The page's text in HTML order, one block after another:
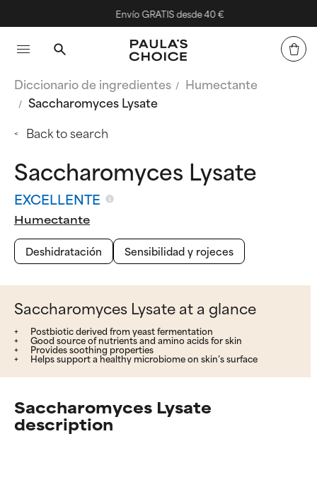
Envío GRATIS desde 40 €
Diccionario de ingredientes
Humectante
Saccharomyces Lysate
Back to search
Saccharomyces Lysate
EXCELLENTE
Humectante
Deshidratación
Sensibilidad y rojeces
Saccharomyces Lysate at a glance
Postbiotic derived from yeast fermentation
Good source of nutrients and amino acids for skin
Provides soothing properties
Helps support a healthy microbiome on skin’s surface
Saccharomyces Lysate
description